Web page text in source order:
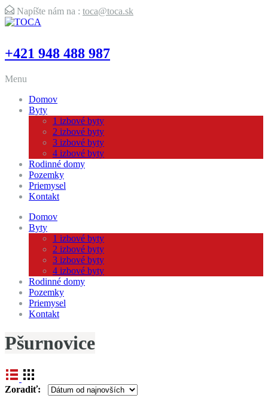
Napíšte nám na : toca@toca.sk
+421 948 488 987
Menu
Domov
Byty
1 izbové byty
2 izbové byty
3 izbové byty
4 izbové byty
Rodinné domy
Pozemky
Priemysel
Kontakt
Domov
Byty
1 izbové byty
2 izbové byty
3 izbové byty
4 izbové byty
Rodinné domy
Pozemky
Priemysel
Kontakt
Pšurnovice
Zoradiť: